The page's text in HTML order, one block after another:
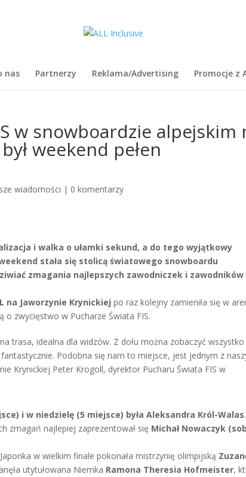
nas Partnerzy Reklama/Advertising Promocje z
w snowboardzie alpejskim
weekend pełen
wiadomości | 0 komentarzy
i walka o ułamki sekund, a do tego wyjątkowy
stała się stolicą światowego snowboardu
zmagania najlepszych zawodniczek i zawodników
na Jaworzynie Krynickiej po raz kolejny zamieniła się w
zwycięstwo w Pucharze Świata FIS.
trasa, idealna dla widzów. Z dołu można zobaczyć wszystko
Podobna się nam to miejsce, jest jednym z
Krynickiej Peter Krogoll, dyrektor Pucharu Świata FIS w
i w niedzielę (5 miejsce) była Aleksandra Król-Walas.
zmagań najlepiej zaprezentował się Michał Nowaczyk
w wielkim finale pokonała mistrzynię olimpijską
utytułowana Niemka Ramona Theresia Hofmeister,